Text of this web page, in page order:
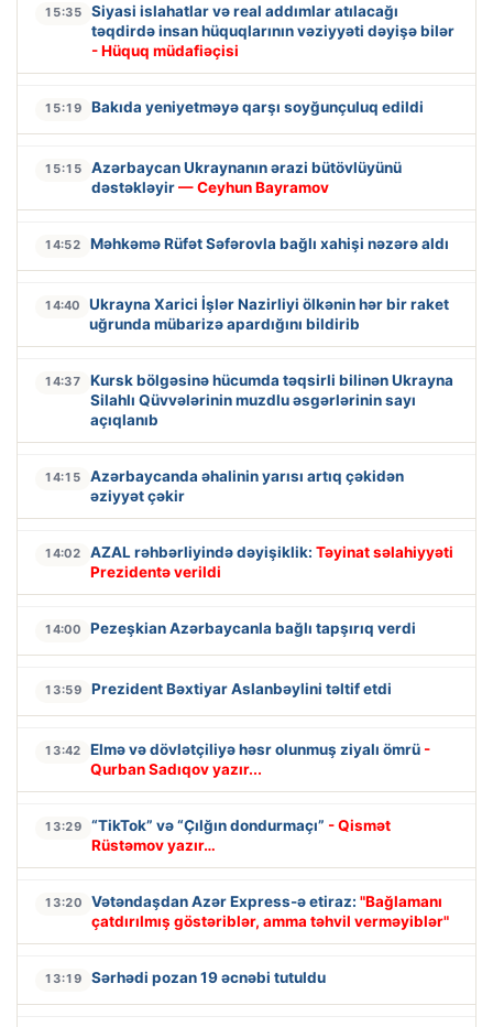
15:35
Siyasi islahatlar və real addımlar atılacağı
təqdirdə insan hüquqlarının vəziyyəti dəyişə bilər
- Hüquq müdafiəçisi
15:19 Bakıda yeniyetməyə qarşı soyğunçuluq edildi
15:15
Azərbaycan Ukraynanın ərazi bütövlüyünü
dəstəkləyir— Ceyhun Bayramov
14:52 Məhkəmə Rüfət Səfərovla bağlı xahişi nəzərə aldı
14:40
Ukrayna Xarici İşlər Nazirliyi ölkənin hər bir raket
uğrunda mübarizə apardığını bildirib
14:37
Kursk bölgəsinə hücumda təqsirli bilinən Ukrayna
Silahlı Qüvvələrinin muzdlu əsgərlərinin sayı
açıqlanıb
14:15
Azərbaycanda əhalinin yarısı artıq çəkidən
əziyyət çəkir
14:02 AZAL rəhbərliyində dəyişiklik: Təyinat səlahiyyəti
Prezidentə verildi
14:00 Pezeşkian Azərbaycanla bağlı tapşırıq verdi
13:59 Prezident Bəxtiyar Aslanbəylini təltif etdi
13:42 Elmə və dövlətçiliyə həsr olunmuş ziyalı ömrü -
Qurban Sadıqov yazır...
13:29 “TikTok” və “Çılğın dondurmaçı” - Qismət
Rüstəmov yazır…
13:20 Vətəndaşdan Azər Express-ə etiraz: "Bağlamanı
çatdırılmış göstəriblər, amma təhvil verməyiblər"
13:19 Sərhədi pozan 19 əcnəbi tutuldu